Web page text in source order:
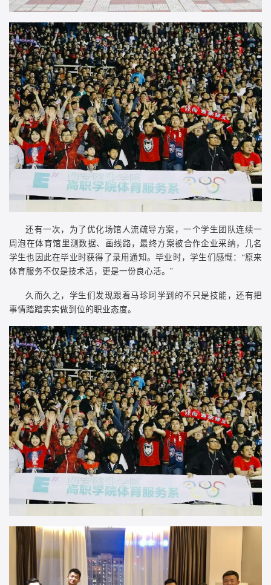
还有一次，为了优化场馆人流疏导方案，一个学生团队连续一
周泡在体育馆里测数据、画线路，最终方案被合作企业采纳，几名
学生也因此在毕业时获得了录用通知。毕业时，学生们感慨：“原来
体育服务不仅是技术活，更是一份良心活。”
久而久之，学生们发现跟着马珍珂学到的不只是技能，还有把
事情踏踏实实做到位的职业态度。